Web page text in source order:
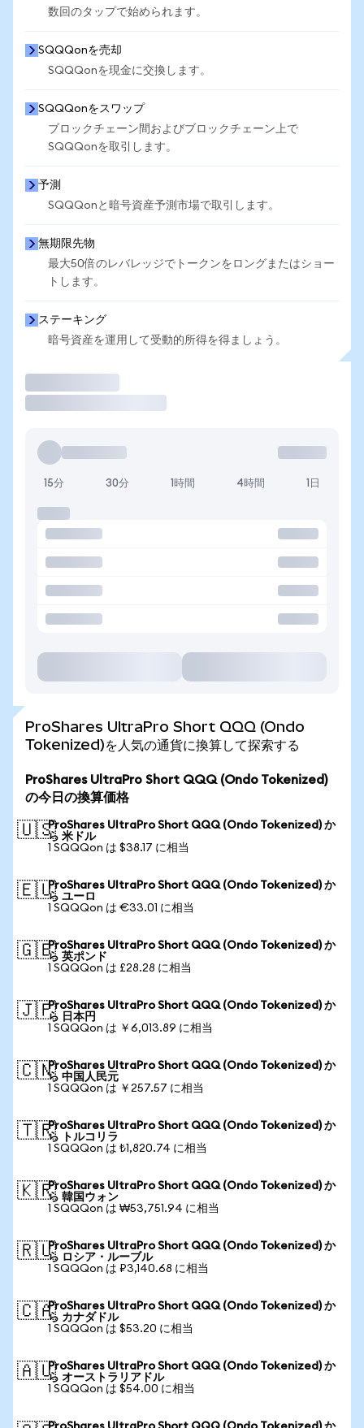
数回のタップで始められます。
SQQQonを売却
SQQQonを現金に交換します。
SQQQonをスワップ
ブロックチェーン間およびブロックチェーン上で
SQQQonを取引します。
予測
SQQQonと暗号資産予測市場で取引します。
無期限先物
最大50倍のレバレッジでトークンをロングまたはショー
トします。
ステーキング
暗号資産を運用して受動的所得を得ましょう。
15分 30分 1時間 4時間 1日
ProShares UltraPro Short QQQ (Ondo
Tokenized)を人気の通貨に換算して探索する
ProShares UltraPro Short QQQ (Ondo Tokenized)
の今日の換算価格
🇺🇸ProShares UltraPro Short QQQ (Ondo Tokenized) か
ら 米ドル
1 SQQQon は $38.17 に相当
🇪🇺ProShares UltraPro Short QQQ (Ondo Tokenized) か
ら ユーロ
1 SQQQon は €33.01 に相当
🇬🇧ProShares UltraPro Short QQQ (Ondo Tokenized) か
ら 英ポンド
1 SQQQon は £28.28 に相当
🇯🇵ProShares UltraPro Short QQQ (Ondo Tokenized) か
ら 日本円
1 SQQQon は ￥6,013.89 に相当
🇨🇳ProShares UltraPro Short QQQ (Ondo Tokenized) か
ら 中国人民元
1 SQQQon は ￥257.57 に相当
🇹🇷ProShares UltraPro Short QQQ (Ondo Tokenized) か
ら トルコリラ
1 SQQQon は ₺1,820.74 に相当
🇰🇷ProShares UltraPro Short QQQ (Ondo Tokenized) か
ら 韓国ウォン
1 SQQQon は ₩53,751.94 に相当
🇷🇺ProShares UltraPro Short QQQ (Ondo Tokenized) か
ら ロシア・ルーブル
1 SQQQon は ₽3,140.68 に相当
🇨🇦ProShares UltraPro Short QQQ (Ondo Tokenized) か
ら カナダドル
1 SQQQon は $53.20 に相当
🇦🇺ProShares UltraPro Short QQQ (Ondo Tokenized) か
ら オーストラリアドル
1 SQQQon は $54.00 に相当